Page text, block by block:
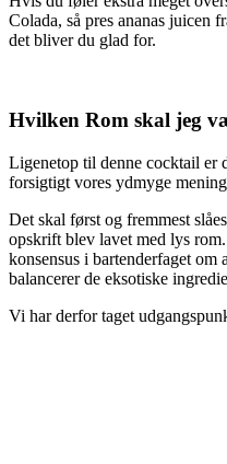
Colada, så pres ananas juicen
det bliver du glad for.
Hvilken Rom skal jeg
Ligenetop til denne cocktail er
forsigtigt vores ydmyge
Det skal først og fremmest
opskrift blev lavet med lys
konsensus i bartenderfaget
balancerer de eksotiske
Vi har derfor taget